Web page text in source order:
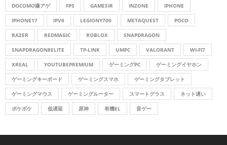
DOCOMO爆アゲ FPS GAMESIR INZONE IPHONE
IPHONE17 IPV6 LEGIONY700 METAQUEST POCO
RAZER REDMAGIC ROBLOX SNAPDRAGON
SNAPDRAGON8ELITE TP-LINK UMPC VALORANT WI-FI7
XREAL YOUTUBEPREMIUM ゲーミングPC ゲーミングイヤホン
ゲーミングキーボード ゲーミングスマホ ゲーミングタブレット
ゲーミングマウス ゲーミングルーター スマートグラス ネット遅い
ポケポケ 低遅延 原神 有機EL 音ゲー